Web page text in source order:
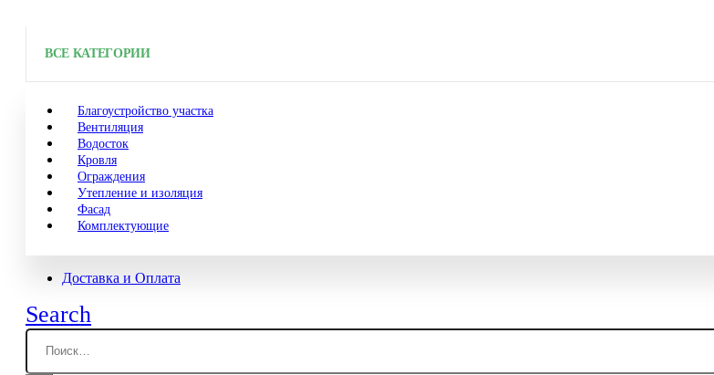
ВСЕ КАТЕГОРИИ
Благоустройство участка
Вентиляция
Водосток
Кровля
Ограждения
Утепление и изоляция
Фасад
Комплектующие
Доставка и Оплата
Search